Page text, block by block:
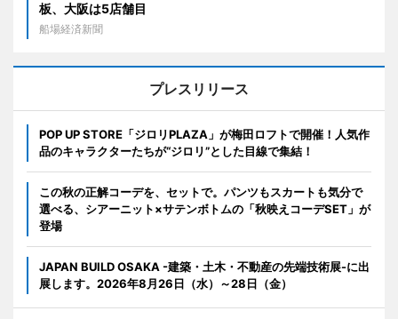
板、大阪は5店舗目
船場経済新聞
プレスリリース
POP UP STORE「ジロリPLAZA」が梅田ロフトで開催！人気作
品のキャラクターたちが“ジロリ”とした目線で集結！
この秋の正解コーデを、セットで。パンツもスカートも気分で
選べる、シアーニット×サテンボトムの「秋映えコーデSET」が
登場
JAPAN BUILD OSAKA -建築・土木・不動産の先端技術展-に出
展します。2026年8月26日（水）～28日（金）